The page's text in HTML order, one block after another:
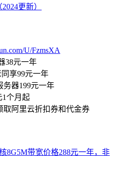
更新）
U/FzmsXA
38元一年
享99元一年
务器199元一年
1个月起
取阿里云折扣券和代金券
8G5M带宽价格288元一年，非